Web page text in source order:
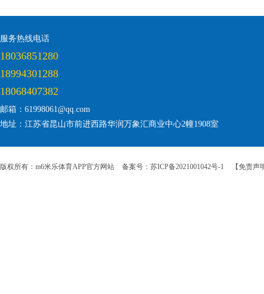
服务热线电话
18036851280
18994301288
18068407382
邮箱：61998061@qq.com
地址：江苏省昆山市前进西路华润万象汇商业中心2幢1908室
版权所有：m6米乐体育APP官方网站 备案号：苏ICP备2021001042号-1 【免责声